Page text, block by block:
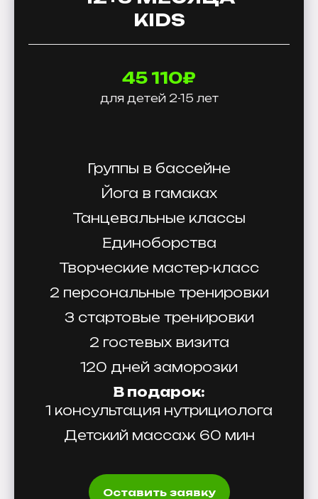
KIDS
45 110₽
для детей 2-15 лет
Группы в бассейне
Йога в гамаках
Танцевальные классы
Единоборства
Творческие мастер-класс
2 персональные тренировки
3 стартовые тренировки
2 гостевых визита
120 дней заморозки
В подарок:
1 консультация нутрициолога
Детский массаж 60 мин
Оставить заявку